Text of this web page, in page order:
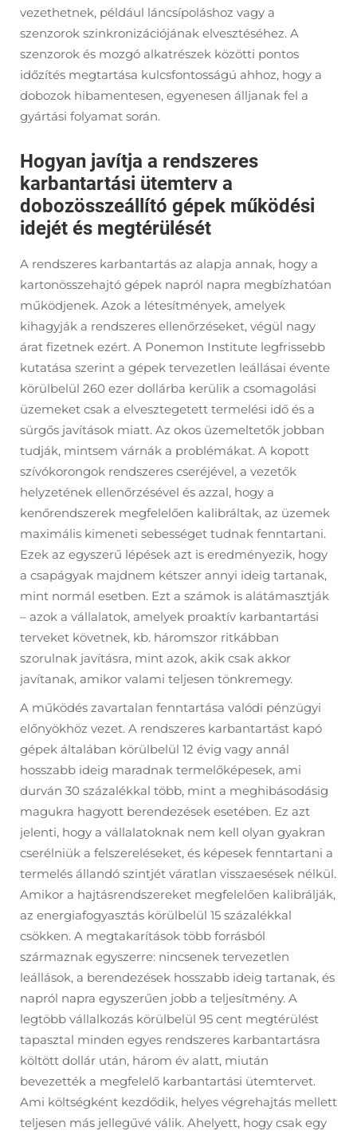
vezethetnek, például láncsípoláshoz vagy a
szenzorok szinkronizációjának elvesztéséhez. A
szenzorok és mozgó alkatrészek közötti pontos
időzítés megtartása kulcsfontosságú ahhoz, hogy a
dobozok hibamentesen, egyenesen álljanak fel a
gyártási folyamat során.
Hogyan javítja a rendszeres
karbantartási ütemterv a
dobozösszeállító gépek működési
idejét és megtérülését
A rendszeres karbantartás az alapja annak, hogy a
kartonösszehajtó gépek napról napra megbízhatóan
működjenek. Azok a létesítmények, amelyek
kihagyják a rendszeres ellenőrzéseket, végül nagy
árat fizetnek ezért. A Ponemon Institute legfrissebb
kutatása szerint a gépek tervezetlen leállásai évente
körülbelül 260 ezer dollárba kerülik a csomagolási
üzemeket csak a elvesztegetett termelési idő és a
sürgős javítások miatt. Az okos üzemeltetők jobban
tudják, mintsem várnák a problémákat. A kopott
szívókorongok rendszeres cseréjével, a vezetők
helyzetének ellenőrzésével és azzal, hogy a
kenőrendszerek megfelelően kalibráltak, az üzemek
maximális kimeneti sebességet tudnak fenntartani.
Ezek az egyszerű lépések azt is eredményezik, hogy
a csapágyak majdnem kétszer annyi ideig tartanak,
mint normál esetben. Ezt a számok is alátámasztják
– azok a vállalatok, amelyek proaktív karbantartási
terveket követnek, kb. háromszor ritkábban
szorulnak javításra, mint azok, akik csak akkor
javítanak, amikor valami teljesen tönkremegy.
A működés zavartalan fenntartása valódi pénzügyi
előnyökhöz vezet. A rendszeres karbantartást kapó
gépek általában körülbelül 12 évig vagy annál
hosszabb ideig maradnak termelőképesek, ami
durván 30 százalékkal több, mint a meghibásodásig
magukra hagyott berendezések esetében. Ez azt
jelenti, hogy a vállalatoknak nem kell olyan gyakran
cserélniük a felszereléseket, és képesek fenntartani a
termelés állandó szintjét váratlan visszaesések nélkül.
Amikor a hajtásrendszereket megfelelően kalibrálják,
az energiafogyasztás körülbelül 15 százalékkal
csökken. A megtakarítások több forrásból
származnak egyszerre: nincsenek tervezetlen
leállások, a berendezések hosszabb ideig tartanak, és
napról napra egyszerűen jobb a teljesítmény. A
legtöbb vállalkozás körülbelül 95 cent megtérülést
tapasztal minden egyes rendszeres karbantartásra
költött dollár után, három év alatt, miután
bevezették a megfelelő karbantartási ütemtervet.
Ami költségként kezdődik, helyes végrehajtás mellett
teljesen más jellegűvé válik. Ahelyett, hogy csak egy